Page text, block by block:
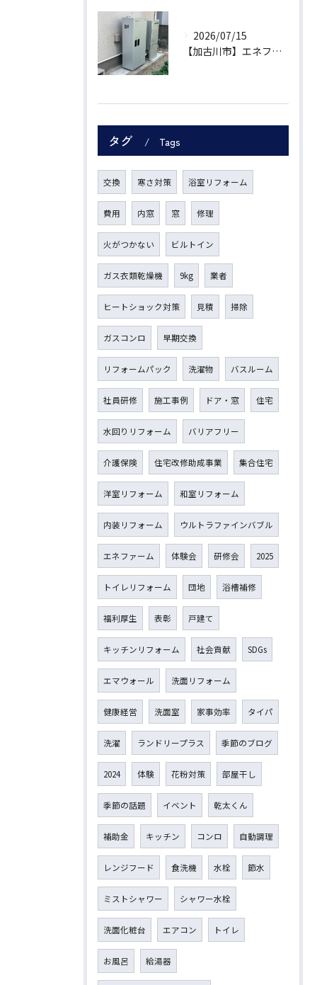
2026/07/15
【加古川市】エネファームType Sへお取替！補助金17万円と売電活用で賢く光熱費を抑える設備更新
タグ Tags
交換 寒さ対策 浴室リフォーム
費用 内窓 窓 修理
火がつかない ビルトイン
ガス衣類乾燥機 9kg 業者
ヒートショック対策 見積 掃除
ガスコンロ 早期交換
リフォームパック 洗濯物 バスルーム
社員研修 施工事例 ドア・窓 住宅
水回りリフォーム バリアフリー
介護保険 住宅改修助成事業 集合住宅
洋室リフォーム 和室リフォーム
内装リフォーム ウルトラファインバブル
エネファーム 体験会 研修会 2025
トイレリフォーム 団地 浴槽補修
福利厚生 表彰 戸建て
キッチンリフォーム 社会貢献 SDGs
エマウォール 洗面リフォーム
健康経営 洗面室 家事効率 タイパ
洗濯 ランドリープラス 季節のブログ
2024 体験 花粉対策 部屋干し
季節の話題 イベント 乾太くん
補助金 キッチン コンロ 自動調理
レンジフード 食洗機 水栓 節水
ミストシャワー シャワー水栓
洗面化粧台 エアコン トイレ
お風呂 給湯器